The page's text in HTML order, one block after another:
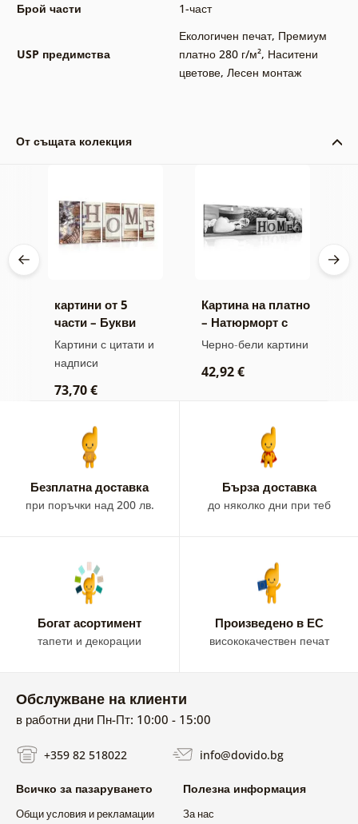
Брой части
1-част
USP предимства
Екологичен печат, Премиум
платно 280 г/м², Наситени
цветове, Лесен монтаж
От същата колекция
картини от 5
части – Букви
Home
Картини с цитати и
надписи
73,70 €
Картина на платно
– Натюрморт с
надпис Home в
вариант
Черно-бели картини
42,92 €
Безплатна доставка
при поръчки над 200 лв.
Бързa доставка
до няколко дни при теб
Богат асортимент
тапети и декорации
Произведено в ЕС
висококачествен печат
Обслужване на клиенти
в работни дни Пн-Пт: 10:00 - 15:00
+359 82 518022 info@dovido.bg
Всичко за пазаруването
Общи условия и рекламации
Полезна информация
За нас